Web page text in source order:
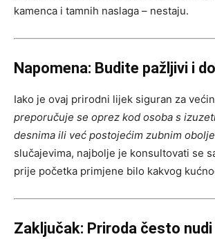
kamenca i tamnih naslaga – nestaju.
Napomena: Budite pažljivi i
Iako je ovaj prirodni lijek siguran za
preporučuje se oprez kod osoba s
desnima ili već postojećim zubnim
slučajevima, najbolje je konsultovati se
prije početka primjene bilo kakvog
Zaključak: Priroda često